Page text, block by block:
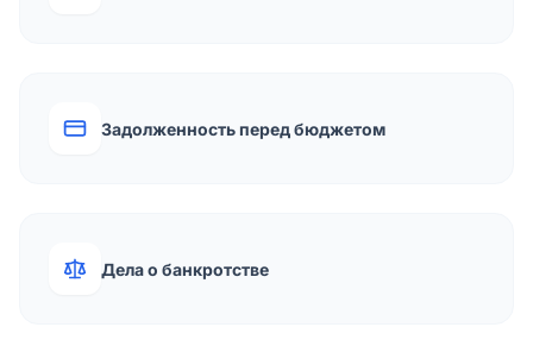
Задолженность перед бюджетом
Дела о банкротстве